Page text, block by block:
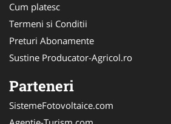
Cum platesc
Termeni si Conditii
Preturi Abonamente
Sustine Producator-Agricol.ro
Parteneri
SistemeFotovoltaice.com